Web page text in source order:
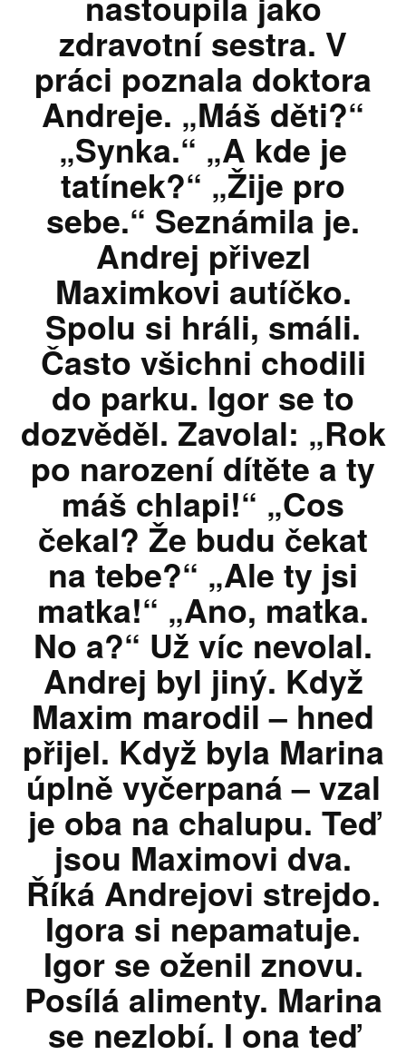
zdravotní sestra. V
práci poznala doktora
Andreje. „Máš děti?“
„Synka.“ „A kde je
tatínek?“ „Žije pro
sebe.“ Seznámila je.
Andrej přivezl
Maximkovi autíčko.
Spolu si hráli, smáli.
Často všichni chodili
do parku. Igor se to
dozvěděl. Zavolal: „Rok
po narození dítěte a ty
máš chlapi!“ „Cos
čekal? Že budu čekat
na tebe?“ „Ale ty jsi
matka!“ „Ano, matka.
No a?“ Už víc nevolal.
Andrej byl jiný. Když
Maxim marodil – hned
přijel. Když byla Marina
úplně vyčerpaná – vzal
je oba na chalupu. Teď
jsou Maximovi dva.
Říká Andrejovi strejdo.
Igora si nepamatuje.
Igor se oženil znovu.
Posílá alimenty. Marina
se nezlobí. I ona teď